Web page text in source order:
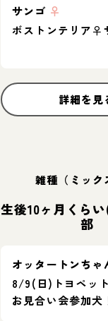
サンゴ ♀
ボストンテリア♀
詳細を見
雑種（ミック
生後10ヶ月くら
部
オッタートンちゃ
8/9(日)トヨペッ
お見合い会参加犬